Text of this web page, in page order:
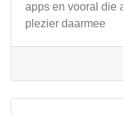
apps en vooral die
plezier daarmee